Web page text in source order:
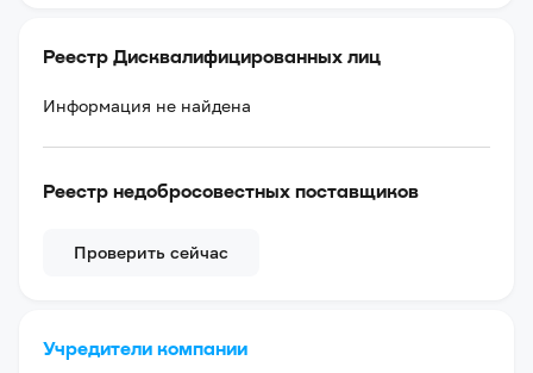
Реестр Дисквалифицированных лиц
Информация не найдена
Реестр недобросовестных поставщиков
Проверить сейчас
Учредители компании